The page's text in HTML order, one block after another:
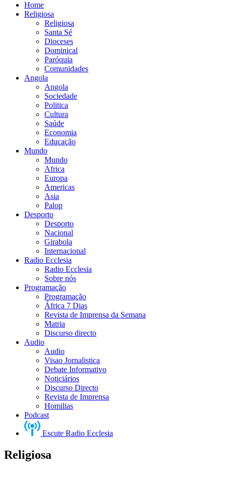
Home
Religiosa
Religiosa
Santa Sé
Dioceses
Dominical
Paróquia
Comunidades
Angola
Angola
Sociedade
Politica
Cultura
Saúde
Economia
Educação
Mundo
Mundo
Africa
Europa
Americas
Asia
Palop
Desporto
Desporto
Nacional
Girabola
Internacional
Radio Ecclesia
Radio Ecclesia
Sobre nós
Programação
Programação
África 7 Dias
Revista de Imprensa da Semana
Matria
Discurso directo
Audio
Audio
Visao Jornalistica
Debate Informativo
Noticiários
Discurso Directo
Revista de Imprensa
Homilias
Podcast
Escute Radio Ecclesia
Religiosa